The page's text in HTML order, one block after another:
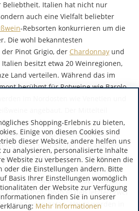
Beliebtheit. Italien hat nicht nur
auch eine Vielfalt beliebter
-Rebsorten konkurrieren um die
Die wohl bekanntesten
Pinot Grigio, der Chardonnay und
Italien besitzt etwa 20 Weinregionen,
Land verteilen. Während das im
berühmt für Rotweine wie Barolo
ist bekannt für ihrenChianti, der
erzeugt wird. Bekannte
Italiens sind Sizilien und Apulien.
das italienische Weinangebot
Nord-Süd-Gefälle geprägt. Während
erzeugt wurden, war der Süden
bekannt. Doch in den letzten zwei
im Süden getan. Heute werden in
Shopping-Erlebnis zu bieten,
Einige von diesen Cookies sind
dieser Website, andere helfen uns
analysieren, personalisierte Inhalte
Website zu verbessern. Sie können die
oder die Einstellungen ändern. Bitte
Basis Ihrer Einstellungen womöglich
der Website zur Verfügung
finden Sie in unserer
Mehr Informationen